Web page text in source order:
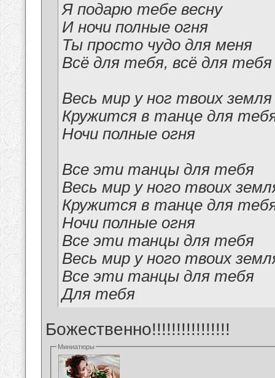
Я подарю тебе весну
И ночи полные огня
Ты просто чудо для меня
Всё для тебя, всё для тебя
Весь мир у ног твоих земля
Кружится в танце для
Ночи полные огня
Все эти танцы для тебя
Весь мир у ного твоих
Кружится в танце для
Ночи полные огня
Все эти танцы для тебя
Весь мир у ного твоих
Все эти танцы для тебя
Для тебя
Божественно!!!!!!!!!!!!!!!!
Миниатюры